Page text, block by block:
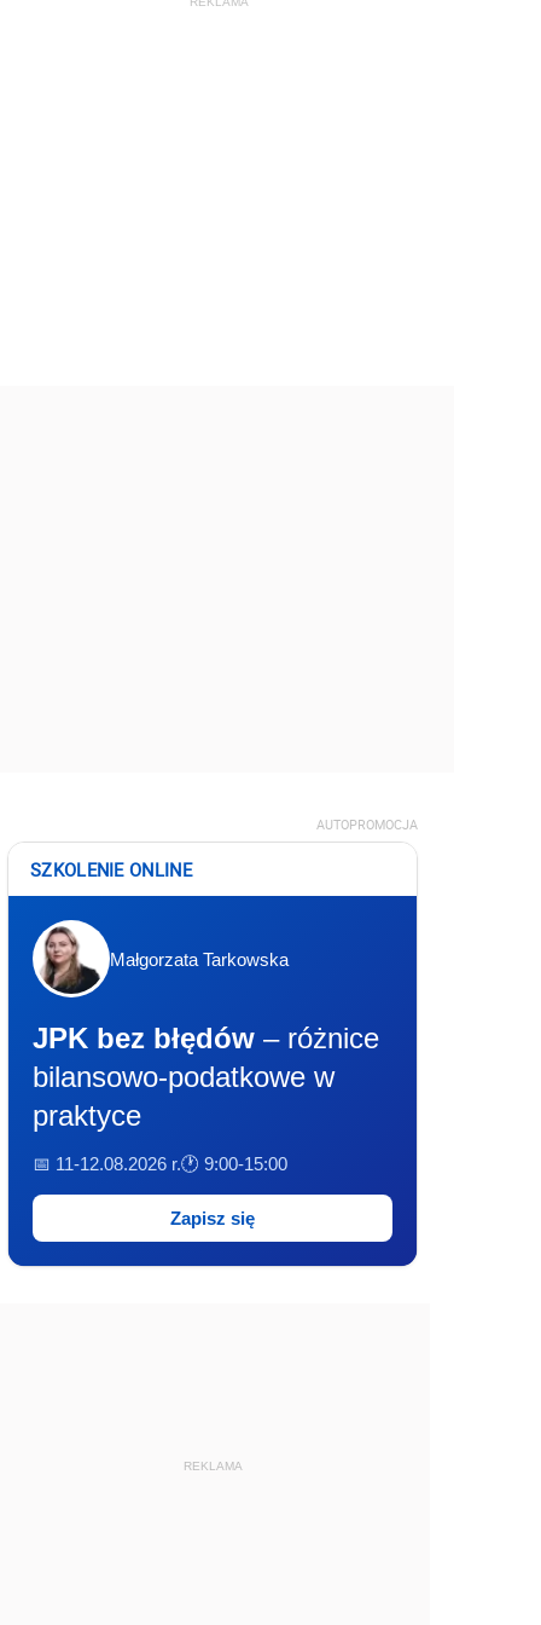
AUTOPROMOCJA
SZKOLENIE ONLINE
Małgorzata Tarkowska
JPK bez błędów – różnice
bilansowo-podatkowe w
praktyce
📅 11-12.08.2026 r.🕐 9:00-15:00
Zapisz się
REKLAMA